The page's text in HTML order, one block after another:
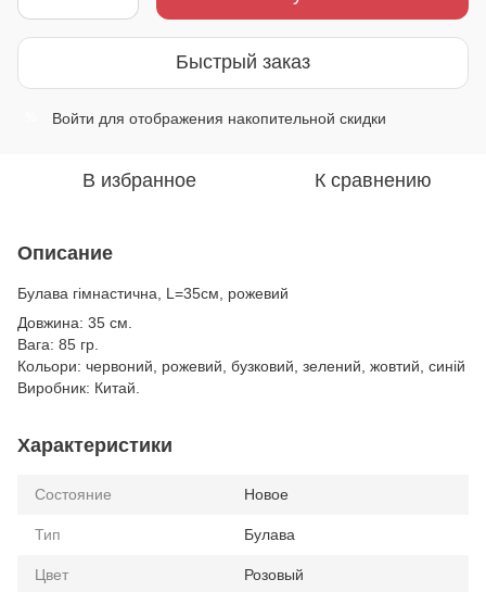
Быстрый заказ
Войти для отображения накопительной скидки
В избранное К сравнению
Описание
Булава гімнастична, L=35см, рожевий
Довжина: 35 см.
Вага: 85 гр.
Кольори: червоний, рожевий, бузковий, зелений, жовтий, синій
Виробник: Китай.
Характеристики
Состояние Новое
Тип Булава
Цвет Розовый